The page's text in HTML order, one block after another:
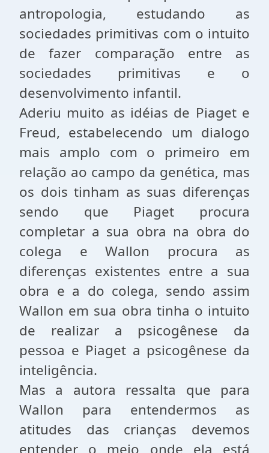
antropologia, estudando as
sociedades primitivas com o intuito
de fazer comparação entre as
sociedades primitivas e o
desenvolvimento infantil.
Aderiu muito as idéias de Piaget e
Freud, estabelecendo um dialogo
mais amplo com o primeiro em
relação ao campo da genética, mas
os dois tinham as suas diferenças
sendo que Piaget procura
completar a sua obra na obra do
colega e Wallon procura as
diferenças existentes entre a sua
obra e a do colega, sendo assim
Wallon em sua obra tinha o intuito
de realizar a psicogênese da
pessoa e Piaget a psicogênese da
inteligência.
Mas a autora ressalta que para
Wallon para entendermos as
atitudes das crianças devemos
entender o meio onde ela está